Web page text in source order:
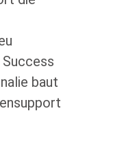
baut